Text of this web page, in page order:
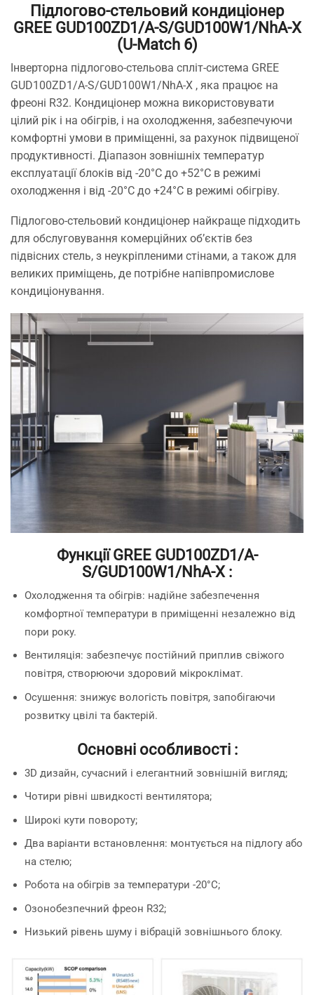
Підлогово-стельовий кондиціонер
GREE GUD100ZD1/A-S/GUD100W1/NhA-X
(U-Match 6)
Інверторна підлогово-стельова спліт-система GREE
GUD100ZD1/A-S/GUD100W1/NhA-X , яка працює на
фреоні R32. Кондиціонер можна використовувати
цілий рік і на обігрів, і на охолодження, забезпечуючи
комфортні умови в приміщенні, за рахунок підвищеної
продуктивності. Діапазон зовнішніх температур
експлуатації блоків від -20°C до +52°C в режимі
охолодження і від -20°C до +24°C в режимі обігріву.
Підлогово-стельовий кондиціонер найкраще підходить
для обслуговування комерційних об’єктів без
підвісних стель, з неукріпленими стінами, а також для
великих приміщень, де потрібне напівпромислове
кондиціонування.
Функції GREE GUD100ZD1/A-
S/GUD100W1/NhA-X :
Охолодження та обігрів: надійне забезпечення
комфортної температури в приміщенні незалежно від
пори року.
Вентиляція: забезпечує постійний приплив свіжого
повітря, створюючи здоровий мікроклімат.
Осушення: знижує вологість повітря, запобігаючи
розвитку цвілі та бактерій.
Основні особливості :
3D дизайн, сучасний і елегантний зовнішній вигляд;
Чотири рівні швидкості вентилятора;
Широкі кути повороту;
Два варіанти встановлення: монтується на підлогу або
на стелю;
Робота на обігрів за температури -20°С;
Озонобезпечний фреон R32;
Низький рівень шуму і вібрацій зовнішнього блоку.